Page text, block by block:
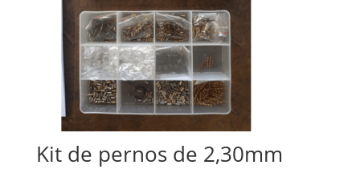
Kit de pernos de 2,30mm